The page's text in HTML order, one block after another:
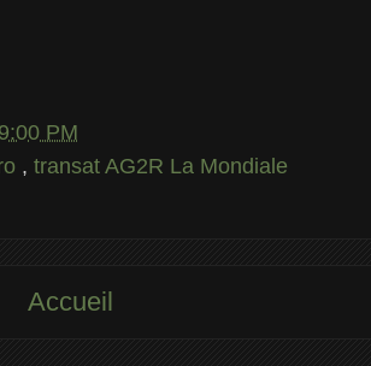
PM
, transat AG2R La Mondiale
Accueil